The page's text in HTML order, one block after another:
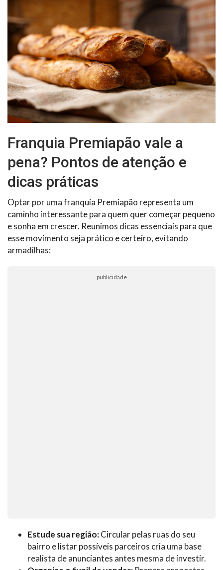
Franquia Premiapão vale a
pena? Pontos de atenção e
dicas práticas
Optar por uma franquia Premiapão representa um
caminho interessante para quem quer começar pequeno
e sonha em crescer. Reunimos dicas essenciais para que
esse movimento seja prático e certeiro, evitando
armadilhas:
publicidade
Estude sua região:Circular pelas ruas do seu
bairro e listar possíveis parceiros cria uma base
realista de anunciantes antes mesma de investir.